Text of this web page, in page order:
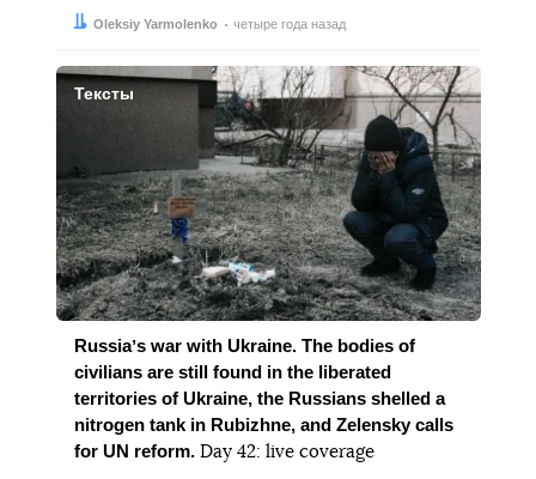
Автор:
Oleksiy Yarmolenko
Дата: четыре года назад
Тексты
Russiaʼs war with Ukraine. The bodies of
civilians are still found in the liberated
territories of Ukraine, the Russians shelled a
nitrogen tank in Rubizhne, and Zelensky calls
for UN reform. Day 42: live coverage